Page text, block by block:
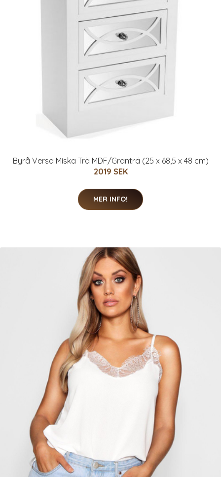
Byrå Versa Miska Trä MDF/Granträ (25 x 68,5 x 48 cm)
2019 SEK
MER INFO!